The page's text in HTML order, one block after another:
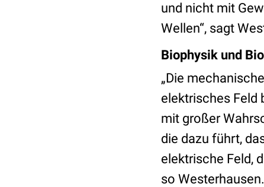
und nicht mit
Wellen“, sagt
Biophysik und
„Die
elektrisches Feld
mit großer
die dazu führt,
elektrische Feld,
so Westerhausen.